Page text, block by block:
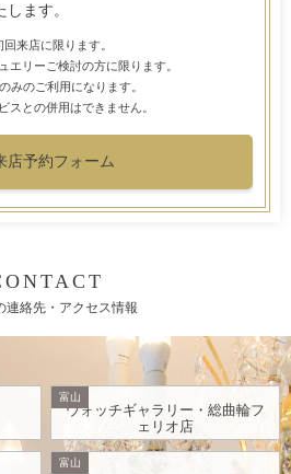
ます。
来店に限ります。
エリーご検討の方に限ります。
みのご利用になります。
スとの併用はできません。
店予約フォーム
連絡先・アクセス情報
富山
ウォッチギャラリー・総曲輪フ
ェリオ店
富山